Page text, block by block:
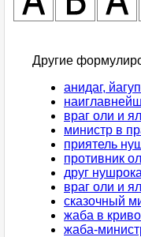
Другие
анидаг,
враг оли и
министр в
приятель
противник
друг
враг оли и
сказочный
жаба в
жаба-